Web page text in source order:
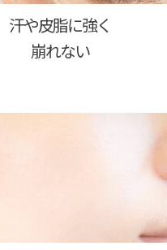
汗や皮脂に強く
崩れない